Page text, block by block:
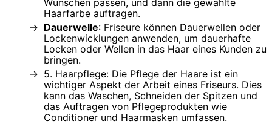
Haarfarbe auftragen.
Dauerwelle: Friseure können Dauerwellen oder
Lockenwicklungen anwenden, um dauerhafte
Locken oder Wellen in das Haar eines Kunden zu
bringen.
5. Haarpflege: Die Pflege der Haare ist ein
wichtiger Aspekt der Arbeit eines Friseurs. Dies
kann das Waschen, Schneiden der Spitzen und
das Auftragen von Pflegeprodukten wie
Conditioner und Haarmasken umfassen.